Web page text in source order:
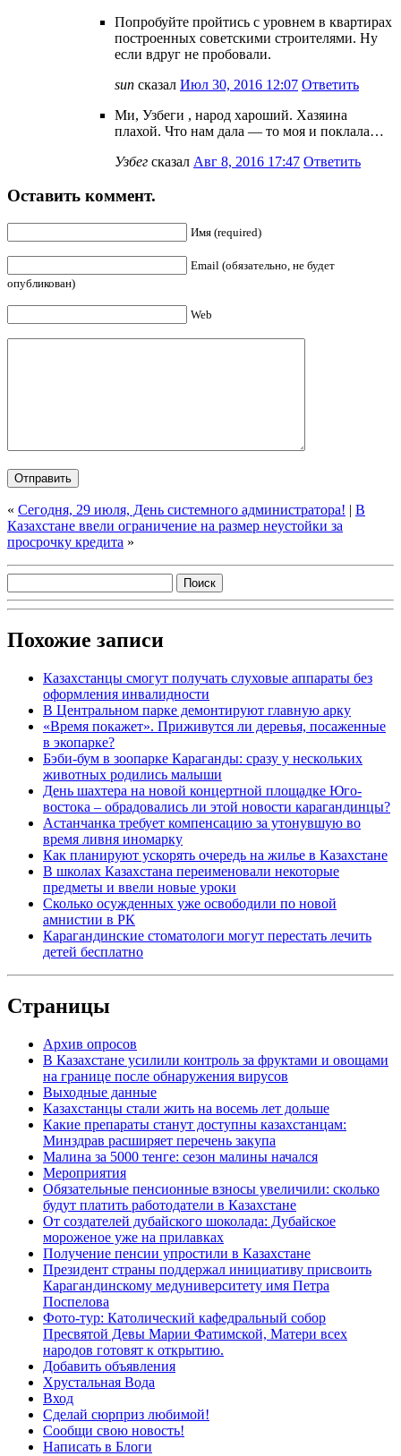
Попробуйте пройтись с уровнем в квартирах
построенных советскими строителями. Ну
если вдруг не пробовали.
sun сказал Июл 30, 2016 12:07 Ответить
Ми, Узбеги , народ хароший. Хазяина
плахой. Что нам дала — то моя и поклала…
Узбег сказал Авг 8, 2016 17:47 Ответить
Оставить коммент.
Имя (required)
Email (обязательно, не будет
опубликован)
Web
« Сегодня, 29 июля, День системного администратора! | В
Казахстане ввели ограничение на размер неустойки за
просрочку кредита »
Похожие записи
Казахстанцы смогут получать слуховые аппараты без
оформления инвалидности
В Центральном парке демонтируют главную арку
«Время покажет». Приживутся ли деревья, посаженные
в экопарке?
Бэби-бум в зоопарке Караганды: сразу у нескольких
животных родились малыши
День шахтера на новой концертной площадке Юго-
востока – обрадовались ли этой новости карагандинцы?
Астанчанка требует компенсацию за утонувшую во
время ливня иномарку
Как планируют ускорять очередь на жилье в Казахстане
В школах Казахстана переименовали некоторые
предметы и ввели новые уроки
Сколько осужденных уже освободили по новой
амнистии в РК
Карагандинские стоматологи могут перестать лечить
детей бесплатно
Страницы
Архив опросов
В Казахстане усилили контроль за фруктами и овощами
на границе после обнаружения вирусов
Выходные данные
Казахстанцы стали жить на восемь лет дольше
Какие препараты станут доступны казахстанцам:
Минздрав расширяет перечень закупа
Малина за 5000 тенге: сезон малины начался
Мероприятия
Обязательные пенсионные взносы увеличили: сколько
будут платить работодатели в Казахстане
От создателей дубайского шоколада: Дубайское
мороженое уже на прилавках
Получение пенсии упростили в Казахстане
Президент страны поддержал инициативу присвоить
Карагандинскому медуниверситету имя Петра
Поспелова
Фото-тур: Католический кафедральный собор
Пресвятой Девы Марии Фатимской, Матери всех
народов готовят к открытию.
Добавить объявления
Хрустальная Вода
Вход
Сделай сюрприз любимой!
Сообщи свою новость!
Написать в Блоги